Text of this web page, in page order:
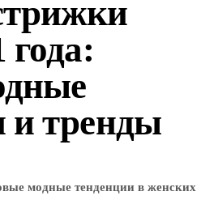
года:
и тренды
модные тенденции в женских